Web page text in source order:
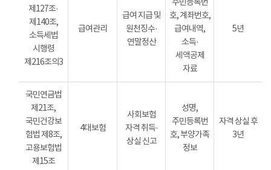
제127조·
제140조,
소득세법
시행령
제216조의3
급여관리
급여 지급 및
원천징수·
연말정산
주민등록번
호, 계좌번호,
급여내역,
소득·
세액공제
자료
5년
국민연금법
제21조,
국민건강보
험법 제8조,
고용보험법
제15조
4대보험
사회보험
자격 취득·
상실 신고
성명,
주민등록번
호, 부양가족
정보
자격 상실 후
3년